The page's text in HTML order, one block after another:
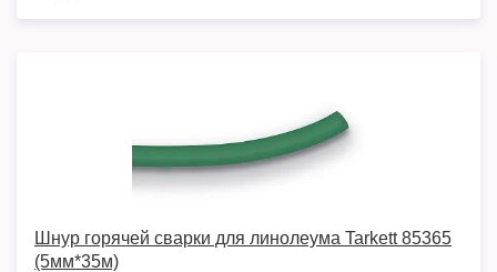
Шнур горячей сварки для линолеума Tarkett 85365
(5мм*35м)